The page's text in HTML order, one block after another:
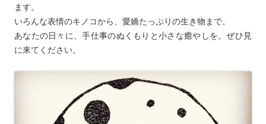
ます。
いろんな表情のキノコから、愛嬌たっぷりの生き物まで。
あなたの日々に、手仕事のぬくもりと小さな癒やしを。ぜひ見
に来てください。